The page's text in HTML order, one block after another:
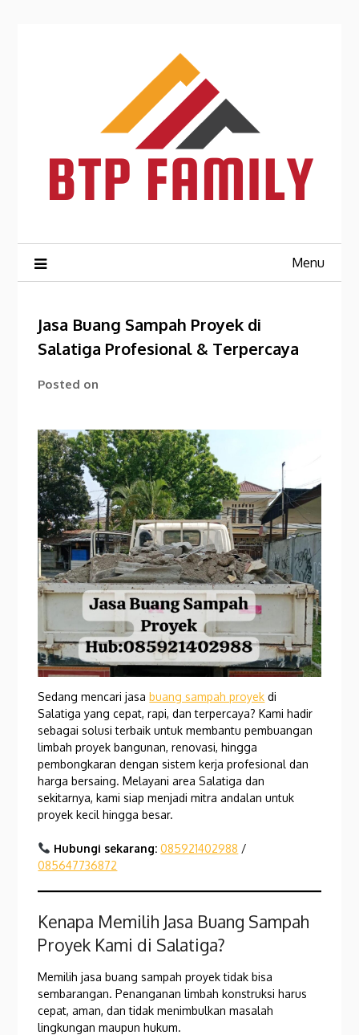
Menu
Jasa Buang Sampah Proyek di
Salatiga Profesional & Terpercaya
Posted on
Sedang mencari jasabuang sampah proyek di
Salatiga yang cepat, rapi, dan terpercaya? Kami hadir
sebagai solusi terbaik untuk membantu pembuangan
limbah proyek bangunan, renovasi, hingga
pembongkaran dengan sistem kerja profesional dan
harga bersaing. Melayani area Salatiga dan
sekitarnya, kami siap menjadi mitra andalan untuk
proyek kecil hingga besar.
Hubungi sekarang: 085921402988 /
085647736872
Kenapa Memilih Jasa Buang Sampah
Proyek Kami di Salatiga?
Memilih jasa buang sampah proyek tidak bisa
sembarangan. Penanganan limbah konstruksi harus
cepat, aman, dan tidak menimbulkan masalah
lingkungan maupun hukum.